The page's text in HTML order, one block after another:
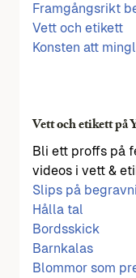
Framgångsrikt
Vett och etikett
Konsten att
Vett och etikett på
Bli ett proffs på
videos i vett &
Slips på
Hålla tal
Bordsskick
Barnkalas
Blommor som